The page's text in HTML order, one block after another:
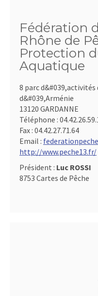
Fédération
Rhône de
Protection
Aquatique
8 parc
d&#039,Arménie
13120 GARDANNE
Téléphone :
Fax : 04.42.27.71.64
Email :
http://www.peche13.fr/
Président : Luc ROSSI
8753 Cartes de Pêche